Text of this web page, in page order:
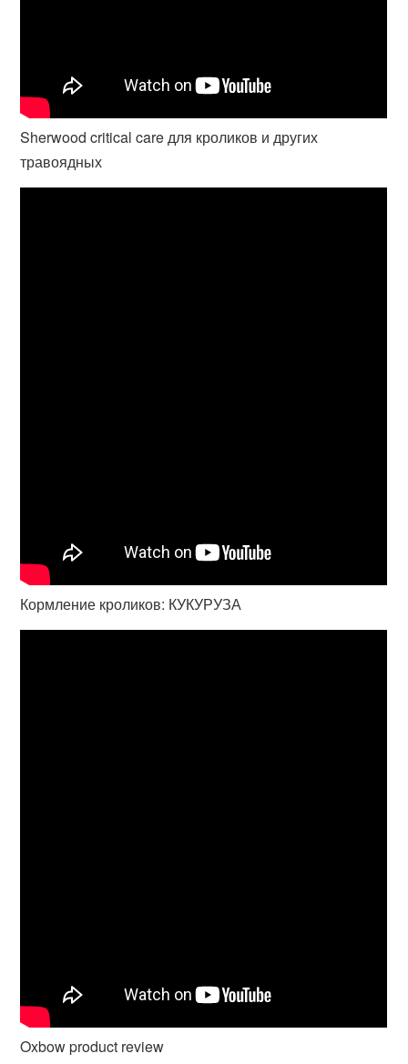
Sherwood critical care для кроликов и других
травоядных
Кормление кроликов: КУКУРУЗА
Oxbow product review